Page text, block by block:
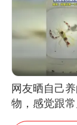
网友晒自己
物，感觉跟
些不一样